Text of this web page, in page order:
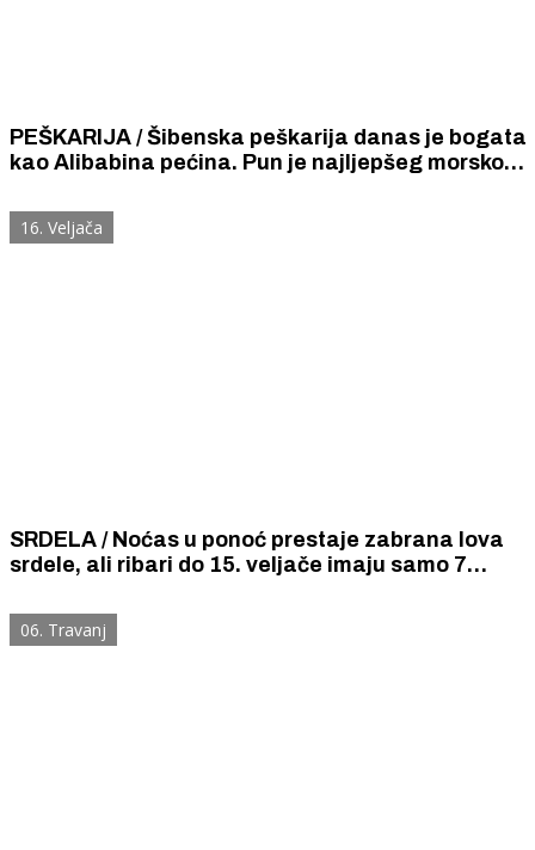
PEŠKARIJA / Šibenska peškarija danas je bogata
kao Alibabina pećina. Pun je najljepšeg morskog
16. Veljača
SRDELA / Noćas u ponoć prestaje zabrana lova
srdele, ali ribari do 15. veljače imaju samo 7
06. Travanj